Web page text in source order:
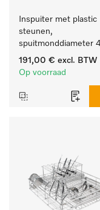
Inspuiter met plastic
steunen,
spuitmonddiameter
lengte 185 mm, 10
191,00 € excl. BTW
Op voorraad